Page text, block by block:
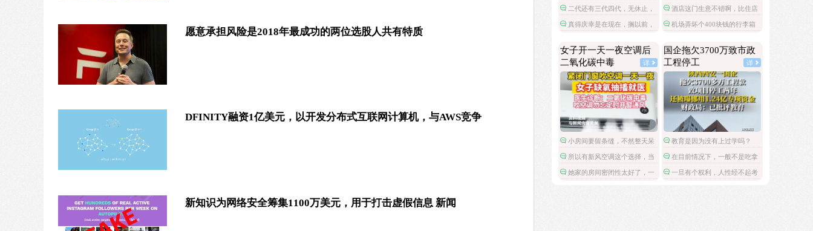
26岁女儿谈47岁妈妈突然产女：
这是没给孩子说，怕孩子不同意吧…
民政局没有通网吗？为什么这么多假结婚证？
愿意承担风险是2018年最成功的两位选股人共有特质
DFINITY融资1亿美元，以开发分布式互联网计算机，与AWS竞争
新知识为网络安全筹集1100万美元，用于打击虚假信息 新闻
经济不管是什么群体都拼命搞钱
了。
二代还有三代四代，无休止，
世袭罔替不过如此。
真得庆幸是在现在，搁以前，
吗？酒店这门生意不错啊，比住店
还暴利。以后酒店尽可以摆一些
很容易损坏的高价物件，然后高
价索赔，不就可以赚大发了？
机场弄坏个400块钱的行李箱
店旧物品还能2倍价赔偿，真是一
本万利。
女子开一天一夜空调后
二氧化碳中毒
详
小房间要留条缝，不然整天呆
着容易头昏脑胀，精神不振，缺
氧。
所以有新风空调这个选择，当
然也要贵一些。
她家的房间密闭性太好了，一
国企拖欠3700万致市政
工程停工
详
教育是因为没有上过学吗？
在目前情况下，一般不是吃拿
卡要，而是这笔钱被财政挪用
了。
一旦有个权利，人性经不起考